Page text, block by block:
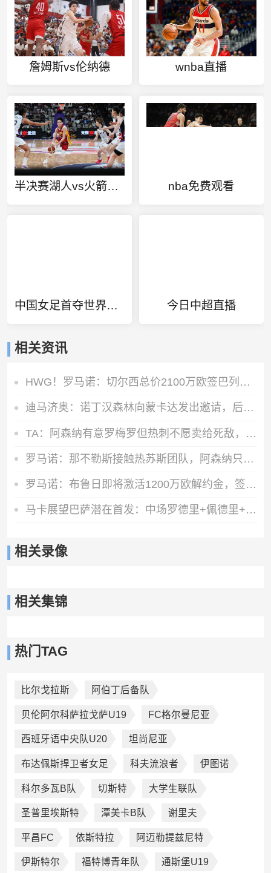
詹姆斯vs伦纳德 wnba直播
半决赛湖人vs火箭回放 nba免费观看
中国女足首夺世界冠军 今日中超直播
相关资讯
HWG！罗马诺：切尔西总价2100万欧签巴列卡诺28岁左后卫查瓦里亚
迪马济奥：诺丁汉森林向蒙卡达发出邀请，后者可能前往英超发展
TA：阿森纳有意罗梅罗但热刺不愿卖给死敌，马竞国米是最可能下家
罗马诺：那不勒斯接触热苏斯团队，阿森纳只接受永久转会
罗马诺：布鲁日即将激活1200万欧解约金，签下马略卡前锋比尔希利
马卡展望巴萨潜在首发：中场罗德里+佩德里+奥尔莫 阿德耶米中锋
相关录像
相关集锦
热门TAG
比尔戈拉斯 阿伯丁后备队
贝伦阿尔科萨拉戈萨U19 FC格尔曼尼亚
西班牙语中央队U20 坦尚尼亚
布达佩斯捍卫者女足 科夫流浪者 伊图诺
科尔多瓦B队 切斯特 大学生联队
圣普里埃斯特 潭美卡B队 谢里夫
平昌FC 依斯特拉 阿迈勒提兹尼特
伊斯特尔 福特博青年队 通斯堡U19